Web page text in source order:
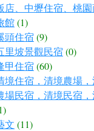
店、中壢住宿、桃
館(1)
頭住宿 (9)
里坡景觀民宿 (0)
甲住宿 (60)
境住宿，清境農場
場民宿，清境民宿
文 (11)